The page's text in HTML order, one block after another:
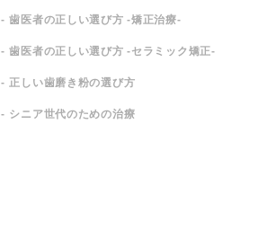
歯医者の正しい選び方 -矯正治療-
歯医者の正しい選び方 -セラミック矯正-
正しい歯磨き粉の選び方
シニア世代のための治療